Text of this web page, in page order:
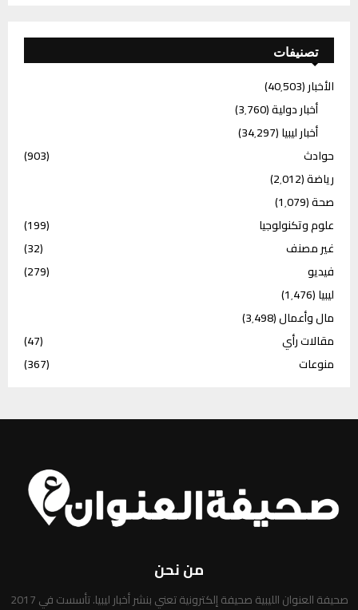
تصنيفات
الأخبار(40٬503)
أخبار دولية(3٬760)
أخبار ليبيا(34٬297)
حوادث
(903)
رياضة(2٬012)
صحة(1٬079)
علوم وتكنولوجيا
(199)
غير مصنف
(32)
فيديو
(279)
ليبيا(1٬476)
مال وأعمال(3٬498)
مقالات رأي
(47)
منوعات
(367)
من نحن
صحيفة العنوان الليبية صحيفة إلكترونية تعني بنشر أخبار ليبيا. تأسست في 2017